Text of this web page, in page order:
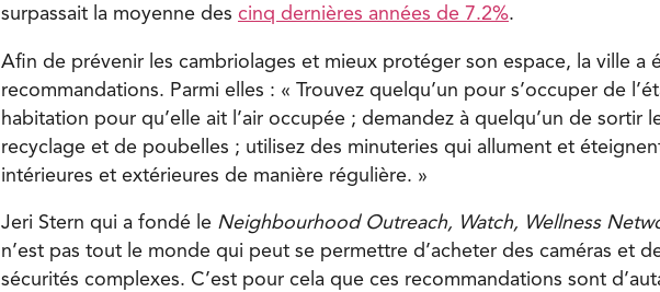
surpassait la moyenne des cinq dernières années de 7.2%.
Afin de prévenir les cambriolages et mieux protéger son espace, la ville a
recommandations. Parmi elles : « Trouvez quelqu’un pour s’occuper de
habitation pour qu’elle ait l’air occupée ; demandez à quelqu’un de sortir
recyclage et de poubelles ; utilisez des minuteries qui allument et
intérieures et extérieures de manière régulière. »
Jeri Stern qui a fondé le Neighbourhood Outreach, Watch, Wellness
n’est pas tout le monde qui peut se permettre d’acheter des caméras et
sécurités complexes. C’est pour cela que ces recommandations sont